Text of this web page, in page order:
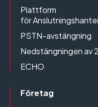
Plattform
för
PSTN-avstängning
Nedstängningen av
ECHO
Företag